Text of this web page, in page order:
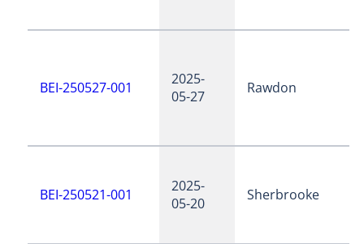
BEI-250527-001
2025-
05-27
Rawdon
BEI-250521-001
2025-
05-20
Sherbrooke